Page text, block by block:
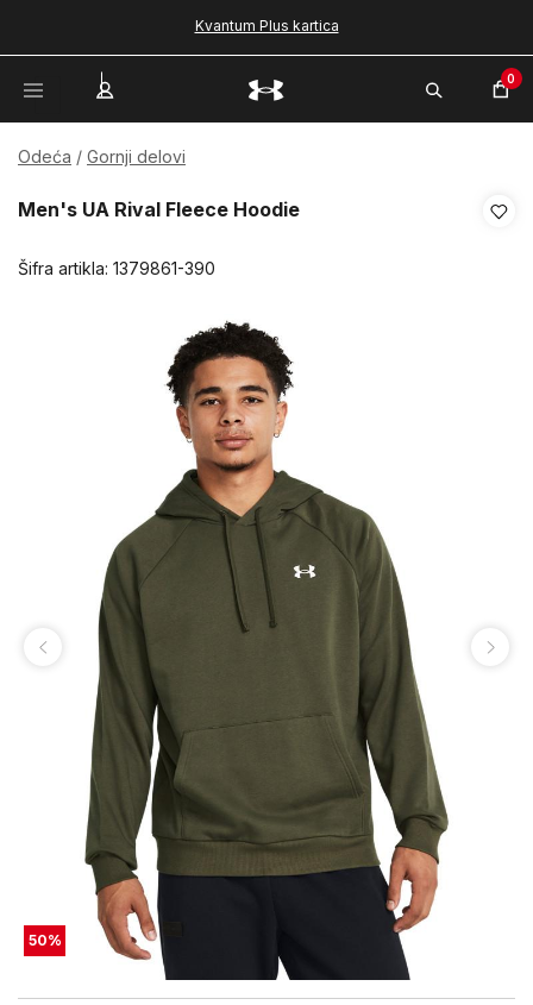
Kvantum Plus kartica
0
Odeća Gornji delovi
Men's UA Rival Fleece Hoodie
Šifra artikla: 1379861-390
50%